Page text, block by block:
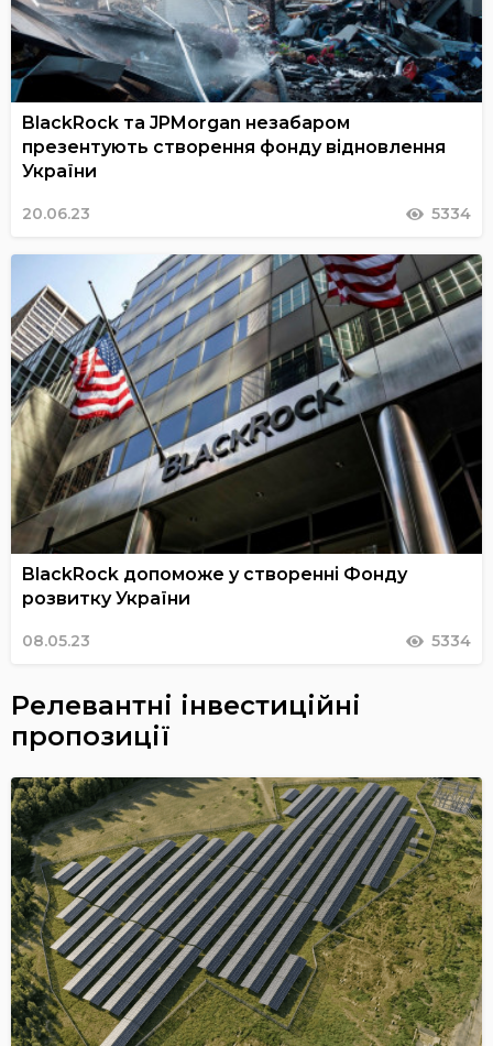
BlackRock та JPMorgan незабаром
презентують створення фонду відновлення
України
20.06.23 5334
BlackRock допоможе у створенні Фонду
розвитку України
08.05.23 5334
Релевантні інвестиційні
пропозиції